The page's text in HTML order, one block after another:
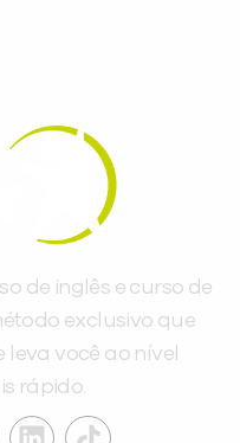
de inglês e curso de
exclusivo que
você ao nível
rápido.